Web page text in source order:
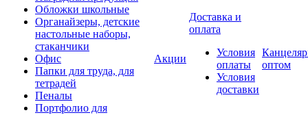
Обложки школьные
Органайзеры, детские
настольные наборы,
стаканчики
Офис
Папки для труда, для
тетрадей
Пеналы
Портфолио для
Акции
Доставка и
оплата
Условия
оплаты
Условия
доставки
оптом